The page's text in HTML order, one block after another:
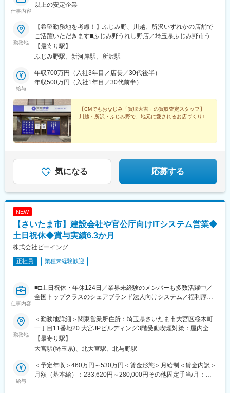
仕事内容
以上の安定企業
勤務地
【希望勤務地を考慮！】ふじみ野、川越、所沢いずれかの店舗で
ご活躍いただきます■ふじみ野うれし野店／埼玉県ふじみ野市うれ
し野1-1-5■いなげや川越新河岸店／埼玉県川越市大字砂新田89－
1■所沢上安松店／埼玉県所沢市上安松1116－4※入社後2週間程度
越市・所沢市にて新店がオープン予定です※出張買取は埼玉県内の
お客様宅に限ります。※受動喫煙対策：あり
【最寄り駅】
ふじみ野駅、新河岸駅、所沢駅
給与
年収700万円（入社3年目／店長／30代後半）
年収500万円（入社1年目／30代前半）
【CMでもおなじみ「買取大吉」の買取査定スタッフ】
川越・所沢・ふじみ野で、地元に愛されるお店づくり♪
気になる 応募する
NEW
【さいたま市】建設会社や官公庁向けITシステム営業◆
土日祝休◆賞与実績6.3か月
株式会社ビーイング
正社員 業種未経験歓迎
仕事内容
■□土日祝休・年休124日／業界未経験のメンバーも多数活躍中／
全国トップクラスのシェアブランド法人向けシステム／福利厚生
■業務内容：
・建設会社（地場大手～中小）や官公庁（国交省、農水省、地方
自治体など）への法人向けシステムを提案販売する仕事です（新
規開拓／既存顧客対応ともに有）。
・イベント等によるプロモーション活動や、お客様／代理店様を
相手に勉強会の講師も行います。
勤務地
＜勤務地詳細＞関東営業所住所：埼玉県さいたま市大宮区桜木町
一丁目11番地20 大宮JPビルディング3階受動喫煙対策：屋内全面
禁煙変更の範囲：会社の定める事業所
【最寄り駅】
大宮駅(埼玉県)、北大宮駅、北与野駅
給与
＜予定年収＞460万円～530万円＜賃金形態＞月給制＜賃金内訳＞
月額（基本給）：233,620円～280,000円その他固定手当/月：